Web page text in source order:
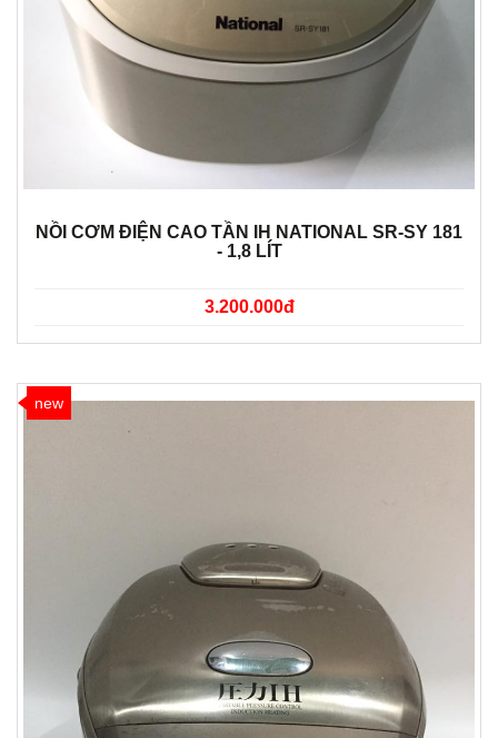
NỒI CƠM ĐIỆN CAO TẦN IH NATIONAL SR-SY 181
- 1,8 LÍT
3.200.000đ
new